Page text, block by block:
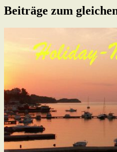
Beiträge zum